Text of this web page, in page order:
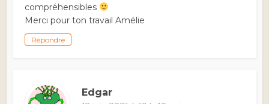
compréhensibles
Merci pour ton travail Amélie
Répondre
Edgar